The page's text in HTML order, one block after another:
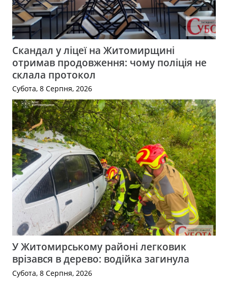
Скандал у ліцеї на Житомирщині
отримав продовження: чому поліція не
склала протокол
Субота, 8 Серпня, 2026
У Житомирському районі легковик
врізався в дерево: водійка загинула
Субота, 8 Серпня, 2026